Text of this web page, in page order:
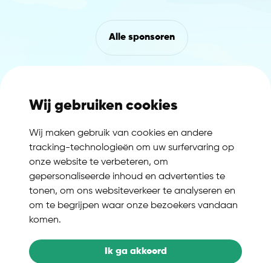
Wij gebruiken cookies
Wij maken gebruik van cookies en andere
tracking-technologieën om uw surfervaring op
onze website te verbeteren, om
gepersonaliseerde inhoud en advertenties te
tonen, om ons websiteverkeer te analyseren en
om te begrijpen waar onze bezoekers vandaan
komen.
Ik ga akkoord
Alle sponsoren